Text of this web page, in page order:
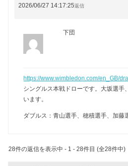
2026/06/27 14:17:25返信
下団
https://www.wimbledon.com/en_GB/
シングルス本戦ドローです。大坂選手
います。
ダブルス：青山選手、穂積選手、加藤
28件の返信を表示中 - 1 - 28件目 (全28件中)